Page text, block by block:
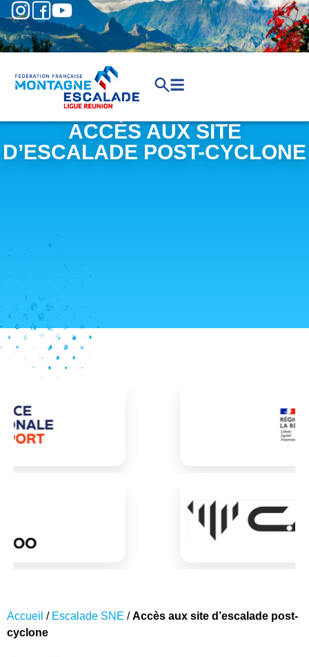
ACCÈS AUX SITE
D’ESCALADE POST-CYCLONE
Accueil / Escalade SNE /Accès aux site d’escalade post-
cyclone